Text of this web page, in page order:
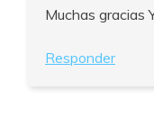
Muchas gracias
Responder